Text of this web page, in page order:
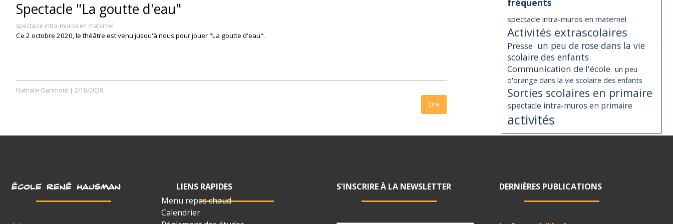
Spectacle "La goutte d'eau"
spectacle intra-muros en maternel
Ce 2 octobre 2020, le théâtre est venu jusqu'à nous pour jouer "La goutte d'eau".
Nathalie Darimont | 2/10/2020
Lire
fréquents
spectacle intra-muros en maternel
Activités extrascolaires
Presse un peu de rose dans la vie
scolaire des enfants
Communication de l'école un peu
d'orange dans la vie scolaire des enfants
Sorties scolaires en primaire
spectacle intra-muros en primaire
activités
DERNIÈRES PUBLICATIONS
S'INSCRIRE À LA NEWSLETTER
LIENS RAPIDES
ÉCOLE RENÉ HAUSMAN
Menu repas chaud
Calendrier